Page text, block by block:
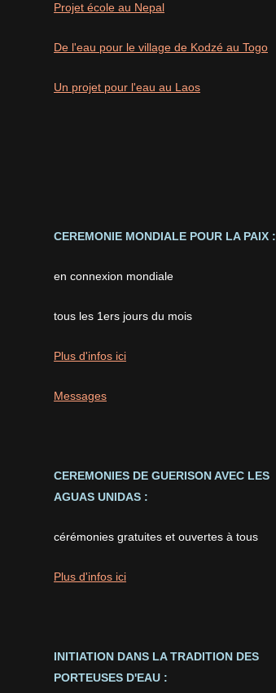
Projet école au Nepal
De l'eau pour le village de Kodzé au Togo
Un projet pour l'eau au Laos
CEREMONIE MONDIALE POUR LA PAIX :
en connexion mondiale
tous les 1ers jours du mois
Plus d'infos ici
Messages
CEREMONIES DE GUERISON AVEC LES
AGUAS UNIDAS :
cérémonies gratuites et ouvertes à tous
Plus d'infos ici
INITIATION DANS LA TRADITION DES
PORTEUSES D'EAU :